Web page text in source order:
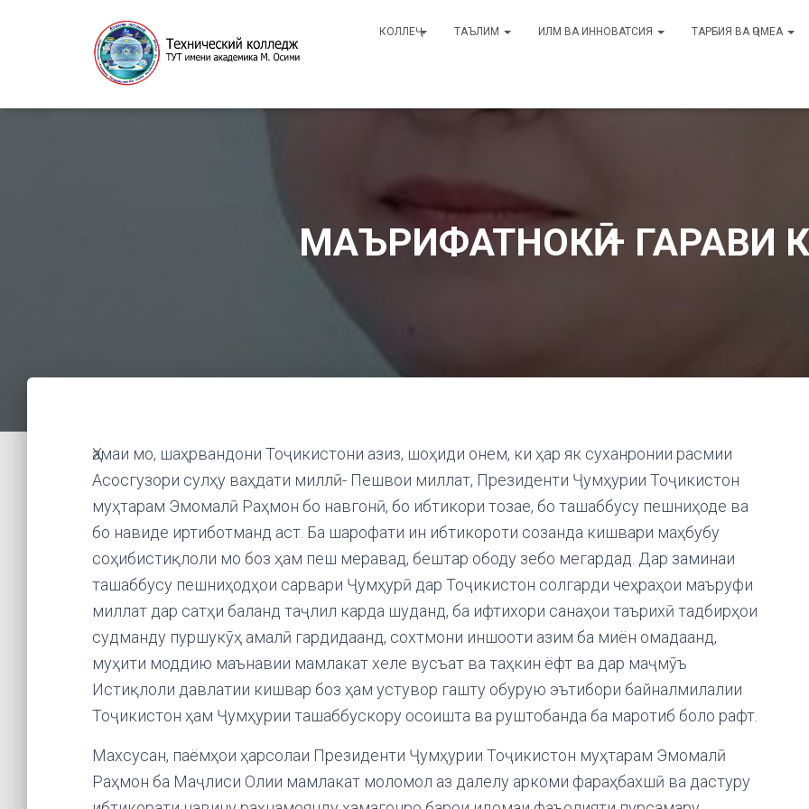
КОЛЛЕҶ ТАЪЛИМ ИЛМ ВА ИННОВАТСИЯ ТАРБИЯ ВА ҶОМЕА
МАЪРИФАТНОКӢ – ГАРАВИ
Ҳамаи мо, шаҳрвандони Тоҷикистони азиз, шоҳиди онем, ки ҳар як суханронии расмии
Асосгузори сулҳу ваҳдати миллӣ- Пешвои миллат, Президенти Ҷумҳурии Тоҷикистон
муҳтарам Эмомалӣ Раҳмон бо навгонӣ, бо ибтикори тозае, бо ташаббусу пешниҳоде ва
бо навиде иртиботманд аст. Ба шарофати ин ибтикороти созанда кишвари маҳбубу
соҳибистиқлоли мо боз ҳам пеш меравад, бештар ободу зебо мегардад. Дар заминаи
ташаббусу пешниҳодҳои сарвари Ҷумҳурӣ дар Тоҷикистон солгарди чеҳраҳои маъруфи
миллат дар сатҳи баланд таҷлил карда шуданд, ба ифтихори санаҳои таърихӣ тадбирҳои
судманду пуршукӯҳ амалӣ гардидаанд, сохтмони иншооти азим ба миён омадаанд,
муҳити моддию маънавии мамлакат хеле вусъат ва таҳкин ёфт ва дар маҷмӯъ
Истиқлоли давлатии кишвар боз ҳам устувор гашту обурую эътибори байналмилалии
Тоҷикистон ҳам Ҷумҳурии ташаббускору осоишта ва руштобанда ба маротиб боло рафт.
Махсусан, паёмҳои ҳарсолаи Президенти Ҷумҳурии Тоҷикистон муҳтарам Эмомалӣ
Раҳмон ба Маҷлиси Олии мамлакат моломол аз далелу аркоми фараҳбахшӣ ва дастуру